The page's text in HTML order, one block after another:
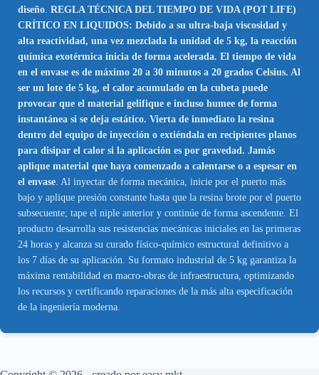
diseño REGLA TÉCNICA DEL TIEMPO DE VIDA (POT LIFE)
CRÍTICO EN LIQUIDOS: Debido a su ultra-baja viscosidad y
alta reactividad, una vez mezclada la unidad de 5 kg, la reacción
química exotérmica inicia de forma acelerada. El tiempo de vida
en el envase es de máximo 20 a 30 minutos a 20 grados Celsius. Al
ser un lote de 5 kg, el calor acumulado en la cubeta puede
provocar que el material gelifique e incluso humee de forma
instantánea si se deja estático. Vierta de inmediato la resina
dentro del equipo de inyección o extiéndala en recipientes planos
para disipar el calor si la aplicación es por gravedad. Jamás
aplique material que haya comenzado a calentarse o a espesar en
el envase . Al inyectar de forma mecánica, inicie por el puerto más
bajo y aplique presión constante hasta que la resina brote por el puerto
subsecuente; tape el niple anterior y continúe de forma ascendente. El
producto desarrolla sus resistencias mecánicas iniciales en las primeras
24 horas y alcanza su curado físico-químico estructural definitivo a
los 7 días de su aplicación. Su formato industrial de 5 kg garantiza la
máxima rentabilidad en macro-obras de infraestructura, optimizando
los recursos y certificando reparaciones de la más alta especificación
de la ingeniería moderna.